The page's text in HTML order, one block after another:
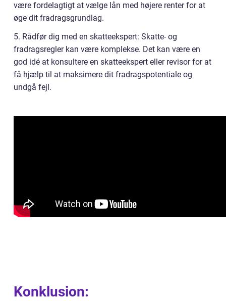
være fordelagtigt at vælge lån med højere renter for at
øge dit fradragsgrundlag.
5. Rådfør dig med en skatteekspert: Skatte- og
fradragsregler kan være komplekse. Det kan være en
god idé at konsultere en skatteekspert eller revisor for at
få hjælp til at maksimere dit fradragspotentiale og
undgå fejl.
Konklusion: